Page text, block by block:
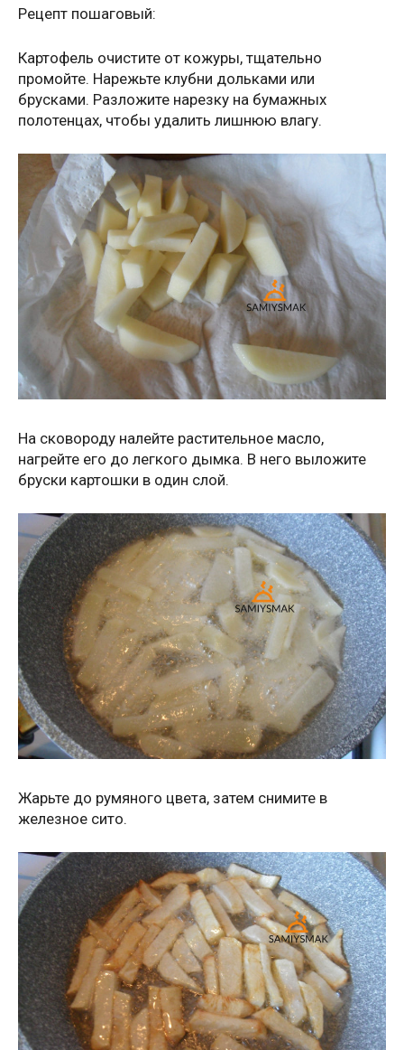
Рецепт пошаговый:
Картофель очистите от кожуры, тщательно
промойте. Нарежьте клубни дольками или
брусками. Разложите нарезку на бумажных
полотенцах, чтобы удалить лишнюю влагу.
На сковороду налейте растительное масло,
нагрейте его до легкого дымка. В него выложите
бруски картошки в один слой.
Жарьте до румяного цвета, затем снимите в
железное сито.